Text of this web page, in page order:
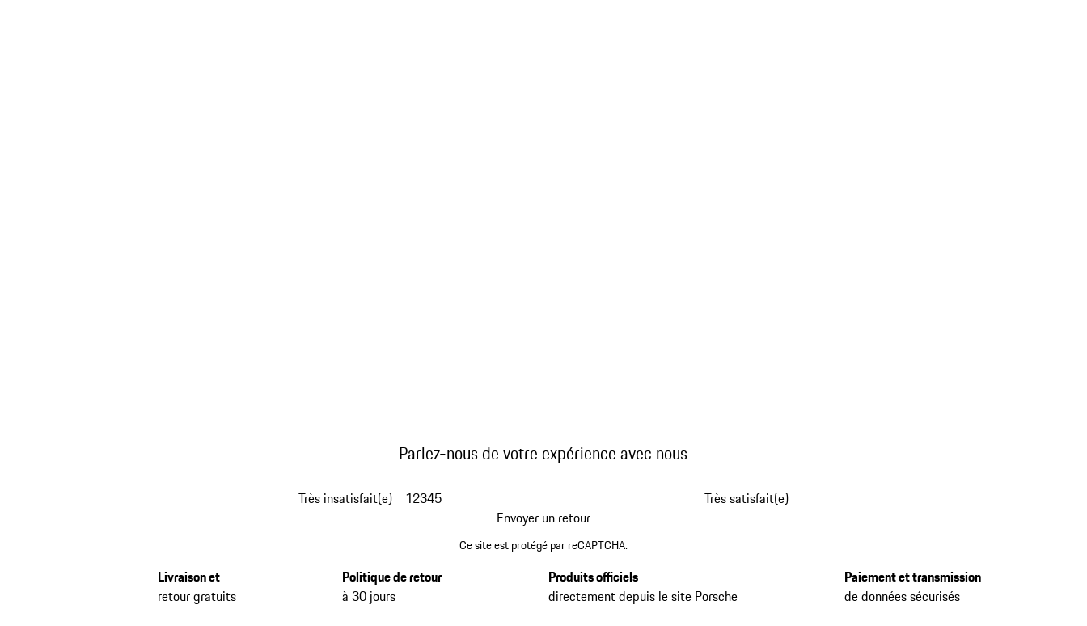
Parlez-nous de votre expérience avec nous
Très insatisfait(e) 12345
Très satisfait(e)
Envoyer un retour
Ce site est protégé par reCAPTCHA.
Livraison et
retour gratuits
Politique de retour
à 30 jours
Produits officiels
directement depuis le site Porsche
Paiement et transmission
de données sécurisés